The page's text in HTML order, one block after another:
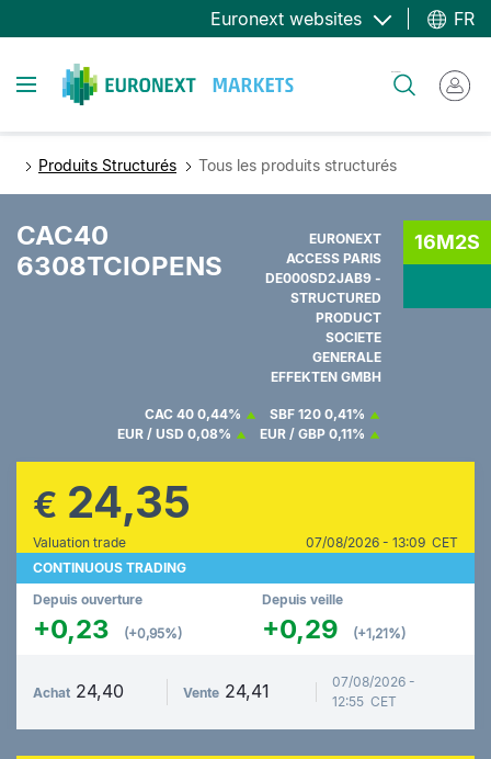
au
principal
Euronext websites FR
Toggle navigation
Produits Structurés Tous les produits structurés
CAC40
6308TCIOPENS
EURONEXT
ACCESS PARIS
DE000SD2JAB9 -
STRUCTURED
PRODUCT
SOCIETE
GENERALE
EFFEKTEN GMBH
16M2S
CAC 40 0,44% SBF 120 0,41%
EUR / USD 0,08% EUR / GBP 0,11%
€ 24,35
Valuation trade
07/08/2026 - 13:09 CET
CONTINUOUS TRADING
Depuis ouverture
+0,23 (+0,95%)
Depuis veille
+0,29 (+1,21%)
Achat 24,40 Vente 24,41
07/08/2026 -
12:55 CET